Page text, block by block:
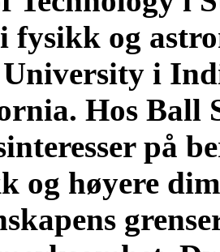
fysikk og
i
Hos Ball
på
og høyere